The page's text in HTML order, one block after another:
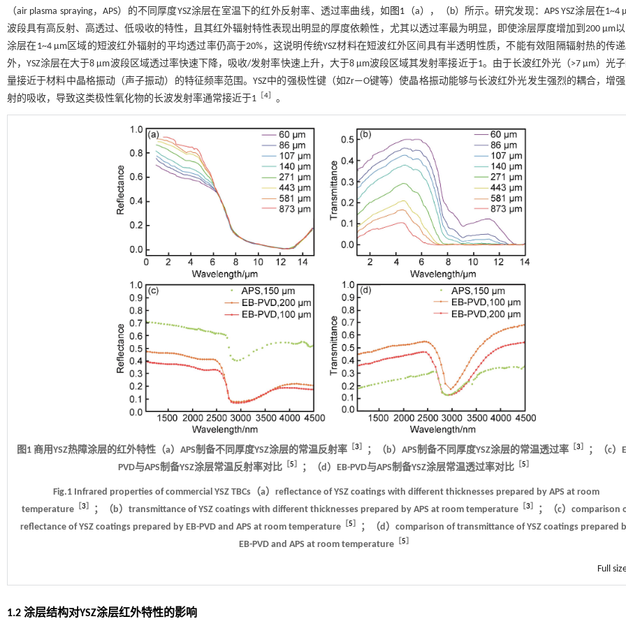
（air plasma spraying，APS）的不同厚度YSZ涂层在室温下的红外反射率、透过率曲线，如 图1 （a），（b）所示。研究发现：APS YSZ涂层在1~4
波段具有高反射、高透过、低吸收的特性，且其红外辐射特性表现出明显的厚度依赖性，尤其以透过率最为明显，即使涂层厚度增加到200 μm以
涂层在1~4 μm区域的短波红外辐射的平均透过率仍高于20%，这说明传统YSZ材料在短波红外区间具有半透明性质，不能有效阻隔辐射热的传
外，YSZ涂层在大于8 μm波段区域透过率快速下降，吸收/发射率快速上升，大于8 μm波段区域其发射率接近于1。由于长波红外光（>7 μm）光
量接近于材料中晶格振动（声子振动）的特征频率范围。YSZ中的强极性键（如Zr—O键等）使晶格振动能够与长波红外光发生强烈的耦合，增
射的吸收，导致这类极性氧化物的长波发射率通常接近于1
4 。
图1 商用YSZ热障涂层的红外特性（a）APS制备不同厚度YSZ涂层的常温反射率 ［3］ ；（b）APS制备不同厚度YSZ涂层的常温透过率 ［3］
；（c）
PVD与APS制备YSZ涂层常温反射率对比 ［5］ ；（d）EB-PVD与APS制备YSZ涂层常温透过率对比 ［5］
Fig.1 Infrared properties of commercial YSZ TBCs（a）reflectance of YSZ coatings with different thicknesses prepared by APS at room
temperature
3］ ；（b）transmittance of YSZ coatings with different thicknesses prepared by APS at room temperature 3］
；（c）comparison
reflectance of YSZ coatings prepared by EB-PVD and APS at room temperature ［5］
；（d）comparison of transmittance of YSZ coatings prepared
EB-PVD and APS at room temperature
5］
Full
1.2 涂层结构对YSZ涂层红外特性的影响